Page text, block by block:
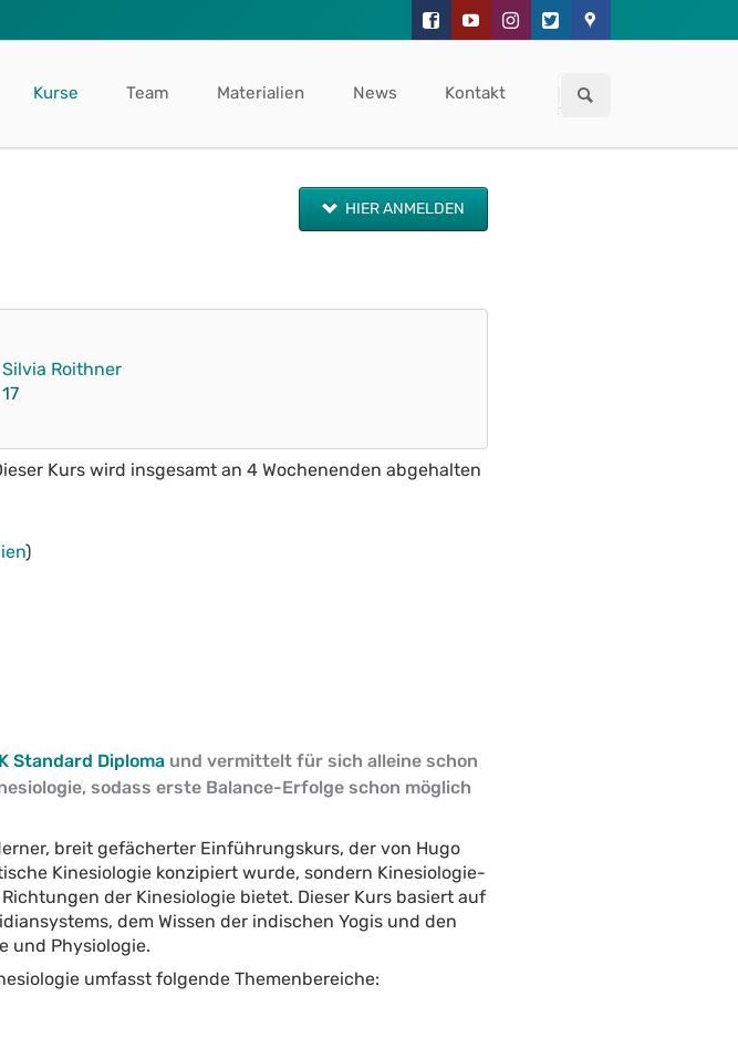
Kurse Team Materialien News Kontakt
HIER ANMELDEN
Silvia Roithner
17
Kurs wird insgesamt an 4 Wochenenden abgehalten
)
Standard Diploma und vermittelt für sich alleine schon
sodass erste Balance-Erfolge schon möglich
breit gefächerter Einführungskurs, der von Hugo
Kinesiologie konzipiert wurde, sondern Kinesiologie-
der Kinesiologie bietet. Dieser Kurs basiert auf
dem Wissen der indischen Yogis und den
und Physiologie.
umfasst folgende Themenbereiche: